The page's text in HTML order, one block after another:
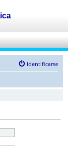
Identificarse